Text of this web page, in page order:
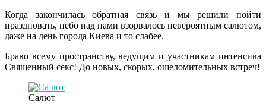
Когда закончилась обратная связь и мы решили пойти
праздновать, небо над нами взорвалось невероятным салютом,
даже на день города Киева и то слабее.
Браво всему пространству, ведущим и участникам интенсива
Священный секс! До новых, скорых, ошеломительных встреч!
Салют